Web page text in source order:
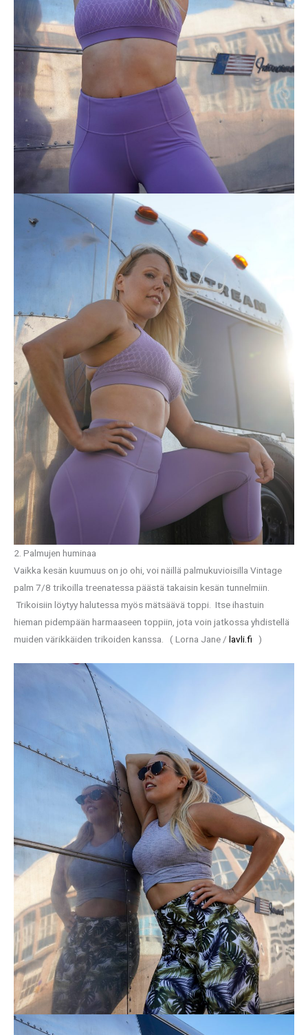
2. Palmujen huminaa
Vaikka kesän kuumuus on jo ohi, voi näillä palmukuvioisilla Vintage
palm 7/8 trikoilla treenatessa päästä takaisin kesän tunnelmiin.
Trikoisiin löytyy halutessa myös mätsäävä toppi. Itse ihastuin
hieman pidempään harmaaseen toppiin, jota voin jatkossa yhdistellä
muiden värikkäiden trikoiden kanssa. ( Lorna Jane / lavli.fi )